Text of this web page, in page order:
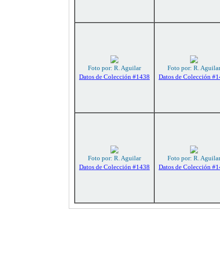
Foto por: R. Aguilar
Datos de Colección #1438
Foto por: R. Aguilar
Datos de Colección
Foto por: R. Aguilar
Datos de Colección #1438
Foto por: R. Aguilar
Datos de Colección